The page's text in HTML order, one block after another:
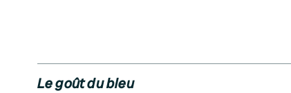
Le goût du bleu